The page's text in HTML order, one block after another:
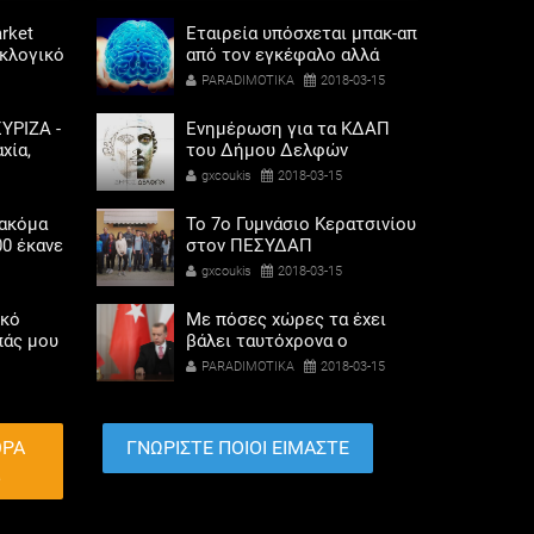
οι
-
έκανε
μου
Εταιρεία υπόσχεται μπακ-απ
από τον εγκέφαλο αλλά
πρώτα θα σε σκοτώσει!
PARADIMOTIKA 2018-03-15
Ενημέρωση για τα ΚΔΑΠ
του Δήμου Δελφών
gxcoukis 2018-03-15
Το 7ο Γυμνάσιο Κερατσινίου
στον ΠΕΣΥΔΑΠ
gxcoukis 2018-03-15
Με πόσες χώρες τα έχει
βάλει ταυτόχρονα ο
Ερντογάν
PARADIMOTIKA 2018-03-15
ΓΝΩΡΙΣΤΕ ΠΟΙΟΙ ΕΙΜΑΣΤΕ